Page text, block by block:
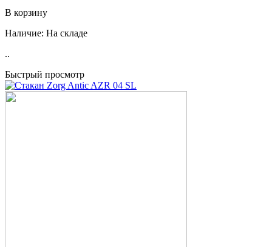
В корзину
Наличие: На складе
..
Быстрый просмотр